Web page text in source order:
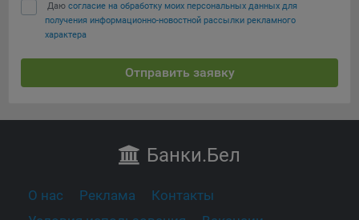
Даю согласие на обработку моих персональных данных для
получения информационно-новостной рассылки рекламного
характера
Отправить заявку
Банки.Бел
О нас Реклама
Контакты